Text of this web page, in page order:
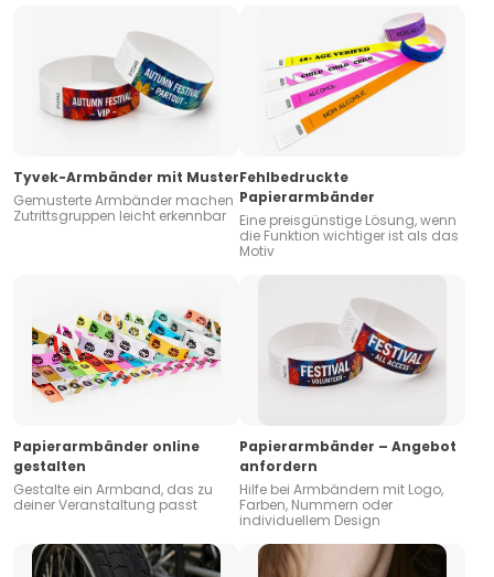
Tyvek-Armbänder mit Muster
Gemusterte Armbänder machen
Zutrittsgruppen leicht erkennbar
Fehlbedruckte
Papierarmbänder
Eine preisgünstige Lösung, wenn
die Funktion wichtiger ist als das
Motiv
Papierarmbänder online
gestalten
Gestalte ein Armband, das zu
deiner Veranstaltung passt
Papierarmbänder – Angebot
anfordern
Hilfe bei Armbändern mit Logo,
Farben, Nummern oder
individuellem Design